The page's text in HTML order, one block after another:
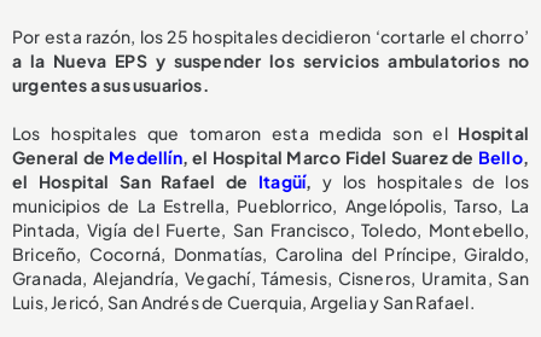
Por esta razón, los 25 hospitales decidieron ‘cortarle el chorro’
a la Nueva EPS y suspender los servicios ambulatorios no
urgentes a sus usuarios.
Los hospitales que tomaron esta medida son el Hospital
General de Medellín, el Hospital Marco Fidel Suarez de Bello,
el Hospital San Rafael de Itagüí, y los hospitales de los
municipios de La Estrella, Pueblorrico, Angelópolis, Tarso, La
Pintada, Vigía del Fuerte, San Francisco, Toledo, Montebello,
Briceño, Cocorná, Donmatías, Carolina del Príncipe, Giraldo,
Granada, Alejandría, Vegachí, Támesis, Cisneros, Uramita, San
Luis, Jericó, San Andrés de Cuerquia, Argelia y San Rafael.